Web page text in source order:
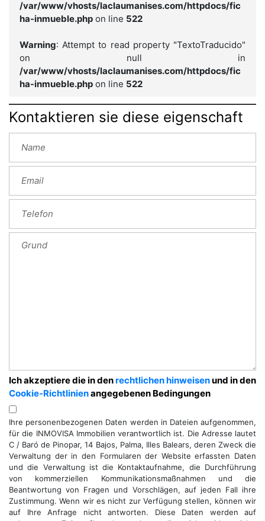
/var/www/vhosts/laclaumanises.com/httpdocs/fic
ha-inmueble.php on line 522
Warning: Attempt to read property "TextoTraducido"
on null in
/var/www/vhosts/laclaumanises.com/httpdocs/fic
ha-inmueble.php on line 522
Kontaktieren sie diese eigenschaft
Ich akzeptiere die in denrechtlichen hinweisenund in den
Cookie-Richtlinienangegebenen Bedingungen
Ihre personenbezogenen Daten werden in Dateien aufgenommen,
für die INMOVISA Immobilien verantwortlich ist. Die Adresse lautet
C / Baró de Pinopar, 14 Bajos, Palma, Illes Balears, deren Zweck die
Verwaltung der in den Formularen der Website erfassten Daten
und die Verwaltung ist die Kontaktaufnahme, die Durchführung
von kommerziellen Kommunikationsmaßnahmen und die
Beantwortung von Fragen und Vorschlägen, auf jeden Fall ihre
Zustimmung. Wenn wir es nicht zur Verfügung stellen, können wir
auf Ihre Anfrage nicht antworten. Diese Daten werden auf